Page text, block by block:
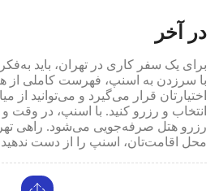
در آخر
برای یک سفر کاری در تهران، باید
با سرزدن به اسنپ، فهرست کاملی از
اختیارتان قرار می‌گیرد و می‌توانید از
انتخاب و رزرو کنید. با اسنپ، در وقت
رزرو هتل صرفه‌جویی می‌شود. راهی
محل اقامت‌تان، اسنپ را از دست